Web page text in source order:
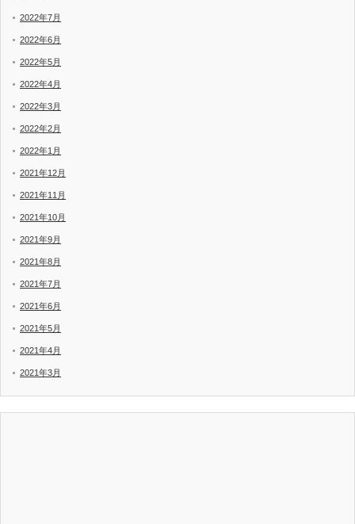
2022年7月
2022年6月
2022年5月
2022年4月
2022年3月
2022年2月
2022年1月
2021年12月
2021年11月
2021年10月
2021年9月
2021年8月
2021年7月
2021年6月
2021年5月
2021年4月
2021年3月